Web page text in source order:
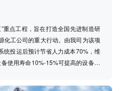
重点工程，旨在打造全国先进制造研
化工公司的重大行动。由我司为该项
统投运后预计节省人力成本70%，维
使用寿命10%-15%可提高的设备利